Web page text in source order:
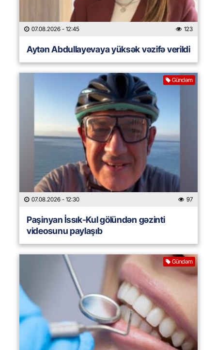
07.08.2026 - 12:45 123
Aytən Abdullayevaya yüksək vəzifə verildi
Gündəm
07.08.2026 - 12:30 97
Paşinyan İssık-Kul gölündən gəzinti
videosunu paylaşıb
Gündəm